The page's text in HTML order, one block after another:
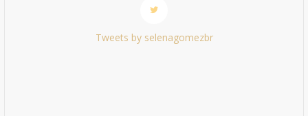
Tweets by selenagomezbr